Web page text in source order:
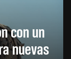
con un
nuevas